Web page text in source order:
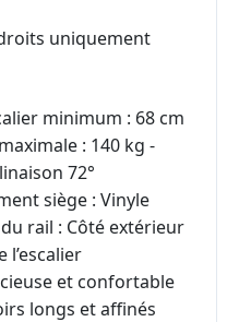
uniquement
minimum : 68 cm
: 140 kg -
72°
siège : Vinyle
rail : Côté extérieur
l’escalier
et confortable
longs et affinés